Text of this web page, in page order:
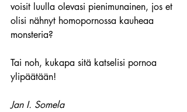
voisit luulla olevasi pienimunainen, jos et
olisi nähnyt homopornossa kauheaa
monsteria?
Tai noh, kukapa sitä katselisi pornoa
ylipäätään!
Jan I. Somela